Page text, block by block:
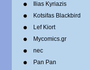
Ilias Kyriazis
Kotsifas Blackbird
Lef Kiort
Mycomics.gr
nec
Pan Pan